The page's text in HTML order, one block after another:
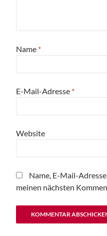
Name *
E-Mail-Adresse *
Website
Name, E-Mail-
meinen nächsten